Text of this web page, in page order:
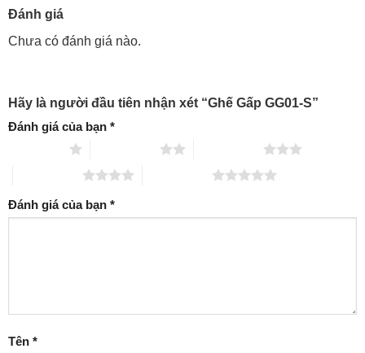
Đánh giá
Chưa có đánh giá nào.
Hãy là người đầu tiên nhận xét “Ghế Gấp GG01-S”
Đánh giá của bạn *
Đánh giá của bạn *
Tên *